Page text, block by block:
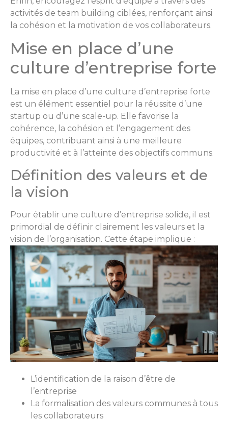
activités de team building ciblées, renforçant ainsi
la cohésion et la motivation de vos collaborateurs.
Mise en place d’une
culture d’entreprise forte
La mise en place d’une culture d’entreprise forte
est un élément essentiel pour la réussite d’une
startup ou d’une scale-up. Elle favorise la
cohérence, la cohésion et l’engagement des
équipes, contribuant ainsi à une meilleure
productivité et à l’atteinte des objectifs communs.
Définition des valeurs et de
la vision
Pour établir une culture d’entreprise solide, il est
primordial de définir clairement les valeurs et la
vision de l’organisation. Cette étape implique :
L’identification de la raison d’être de
l’entreprise
La formalisation des valeurs communes à tous
les collaborateurs